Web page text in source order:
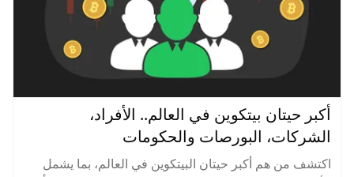
أكبر حيتان بيتكوين في العالم.. الأفراد،
الشركات، البورصات والحكومات
اكتشف من هم أكبر حيتان البيتكوين في العالم، بما يشمل